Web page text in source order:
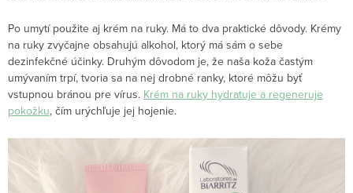
Po umytí použite aj krém na ruky. Má to dva praktické dôvody. Krémy
na ruky zvyčajne obsahujú alkohol, ktorý má sám o sebe
dezinfekčné účinky. Druhým dôvodom je, že naša koža častým
umývaním trpí, tvoria sa na nej drobné ranky, ktoré môžu byť
vstupnou bránou pre vírus. Krém na ruky hydratuje a regeneruje
pokožku, čím urýchľuje jej hojenie.